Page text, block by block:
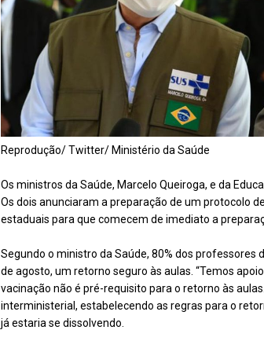
Reprodução/ Twitter/ Ministério da Saúde
Os ministros da Saúde, Marcelo Queiroga, e da
Os dois anunciaram a preparação de um protocolo
estaduais para que comecem de imediato a
Segundo o ministro da Saúde, 80% dos professores
de agosto, um retorno seguro às aulas. “Temos
vacinação não é pré-requisito para o retorno às
interministerial, estabelecendo as regras para o
já estaria se dissolvendo.